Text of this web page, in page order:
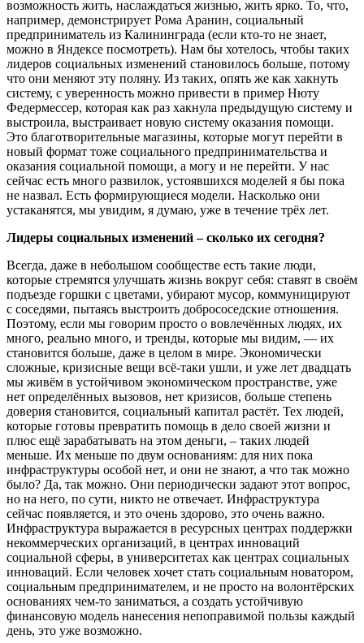
возможность жить, наслаждаться жизнью, жить ярко. То, что,
например, демонстрирует Рома Аранин, социальный
предприниматель из Калининграда (если кто-то не знает,
можно в Яндексе посмотреть). Нам бы хотелось, чтобы таких
лидеров социальных изменений становилось больше, потому
что они меняют эту поляну. Из таких, опять же как хакнуть
систему, с уверенность можно привести в пример Нюту
Федермессер, которая как раз хакнула предыдущую систему и
выстроила, выстраивает новую систему оказания помощи.
Это благотворительные магазины, которые могут перейти в
новый формат тоже социального предпринимательства и
оказания социальной помощи, а могу и не перейти. У нас
сейчас есть много развилок, устоявшихся моделей я бы пока
не назвал. Есть формирующиеся модели. Насколько они
устаканятся, мы увидим, я думаю, уже в течение трёх лет.
Лидеры социальных изменений – сколько их сегодня?
Всегда, даже в небольшом сообществе есть такие люди,
которые стремятся улучшать жизнь вокруг себя: ставят в своём
подъезде горшки с цветами, убирают мусор, коммуницируют
с соседями, пытаясь выстроить добрососедские отношения.
Поэтому, если мы говорим просто о вовлечённых людях, их
много, реально много, и тренды, которые мы видим, — их
становится больше, даже в целом в мире. Экономически
сложные, кризисные вещи всё-таки ушли, и уже лет двадцать
мы живём в устойчивом экономическом пространстве, уже
нет определённых вызовов, нет кризисов, больше степень
доверия становится, социальный капитал растёт. Тех людей,
которые готовы превратить помощь в дело своей жизни и
плюс ещё зарабатывать на этом деньги, – таких людей
меньше. Их меньше по двум основаниям: для них пока
инфраструктуры особой нет, и они не знают, а что так можно
было? Да, так можно. Они периодически задают этот вопрос,
но на него, по сути, никто не отвечает. Инфраструктура
сейчас появляется, и это очень здорово, это очень важно.
Инфраструктура выражается в ресурсных центрах поддержки
некоммерческих организаций, в центрах инноваций
социальной сферы, в университетах как центрах социальных
инноваций. Если человек хочет стать социальным новатором,
социальным предпринимателем, и не просто на волонтёрских
основаниях чем-то заниматься, а создать устойчивую
финансовую модель нанесения непоправимой пользы каждый
день, это уже возможно.